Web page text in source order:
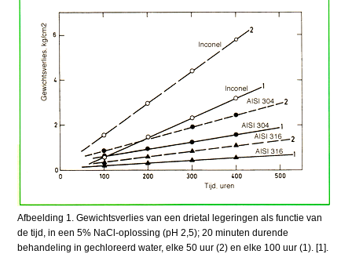
Afbeelding 1. Gewichtsverlies van een drietal legeringen als functie van
de tijd, in een 5% NaCl-oplossing (pH 2,5); 20 minuten durende
behandeling in gechloreerd water, elke 50 uur (2) en elke 100 uur (1). [1].